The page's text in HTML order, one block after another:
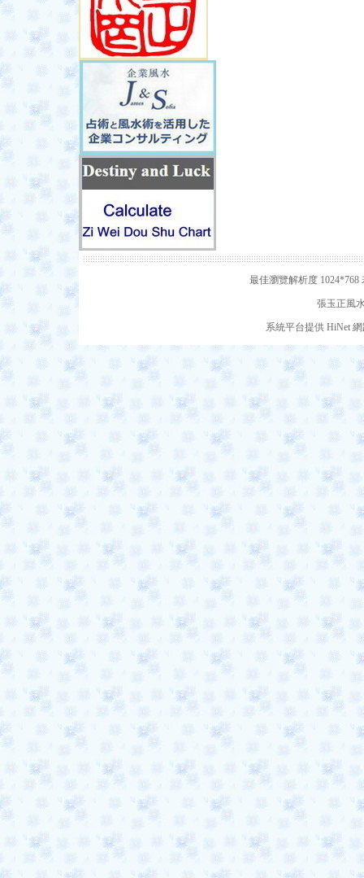
最佳瀏覽解析度
張玉正風
系統平台提供 HiNet